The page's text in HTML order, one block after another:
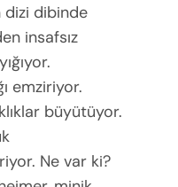
dizi dibinde
insafsız
emziriyor.
büyütüyor.
Ne var ki?